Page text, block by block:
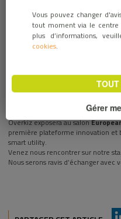
Overkiz exposera au salon
première plateforme innovation et
smart utility.
Venez nous rencontrer sur notre
Nous serons ravis d’échanger
Vous pouvez changer
tout moment via le centre
plus d’informations,
cookies.
Gérer